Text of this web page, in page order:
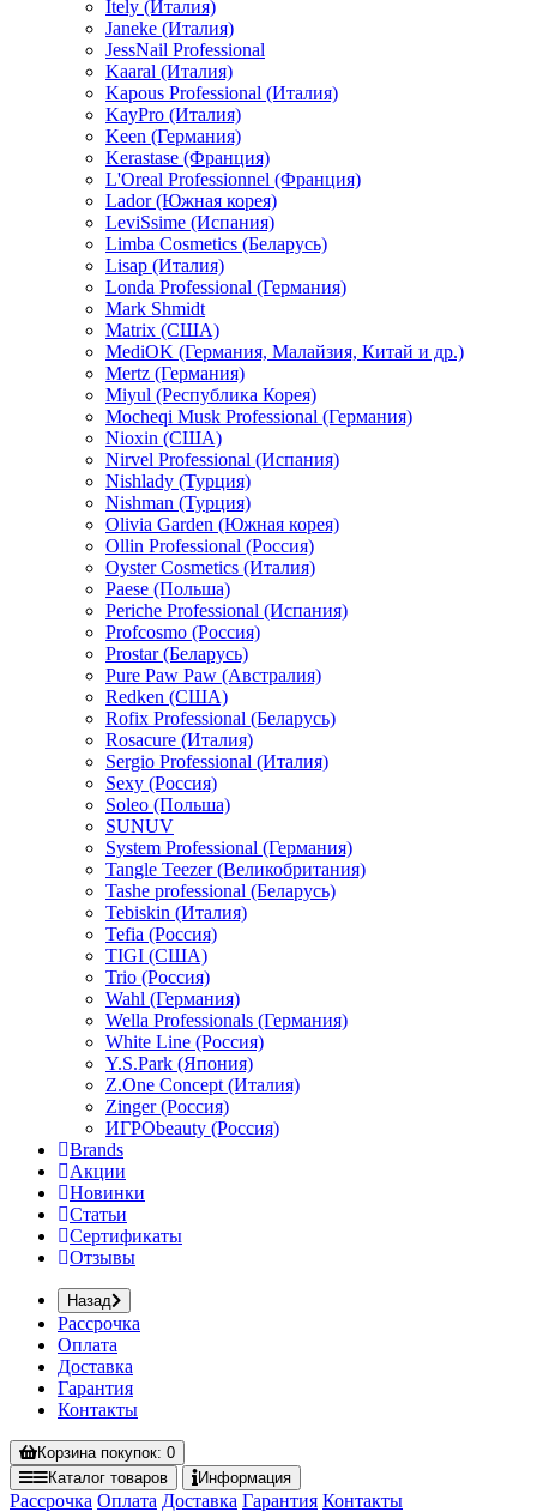
Itely (Италия)
Janeke (Италия)
JessNail Professional
Kaaral (Италия)
Kapous Professional (Италия)
KayPro (Италия)
Keen (Германия)
Kerastase (Франция)
L'Oreal Professionnel (Франция)
Lador (Южная корея)
LeviSsime (Испания)
Limba Cosmetics (Беларусь)
Lisap (Италия)
Londa Professional (Германия)
Mark Shmidt
Matrix (США)
MediOK (Германия, Малайзия, Китай и др.)
Mertz (Германия)
Miyul (Республика Корея)
Mocheqi Musk Professional (Германия)
Nioxin (США)
Nirvel Professional (Испания)
Nishlady (Турция)
Nishman (Турция)
Olivia Garden (Южная корея)
Ollin Professional (Россия)
Oyster Cosmetics (Италия)
Paese (Польша)
Periche Professional (Испания)
Profcosmo (Россия)
Prostar (Беларусь)
Pure Paw Paw (Австралия)
Redken (США)
Rofix Professional (Беларусь)
Rosacure (Италия)
Sergio Professional (Италия)
Sexy (Россия)
Soleo (Польша)
SUNUV
System Professional (Германия)
Tangle Teezer (Великобритания)
Tashe professional (Беларусь)
Tebiskin (Италия)
Tefia (Россия)
TIGI (США)
Trio (Россия)
Wahl (Германия)
Wella Professionals (Германия)
White Line (Россия)
Y.S.Park (Япония)
Z.One Concept (Италия)
Zinger (Россия)
ИГРОbeauty (Россия)
Brands
Акции
Новинки
Статьи
Сертификаты
Отзывы
Назад
Рассрочка
Оплата
Доставка
Гарантия
Контакты
Корзинапокупок: 0
Каталог товаров Информация
Рассрочка Оплата Доставка Гарантия Контакты